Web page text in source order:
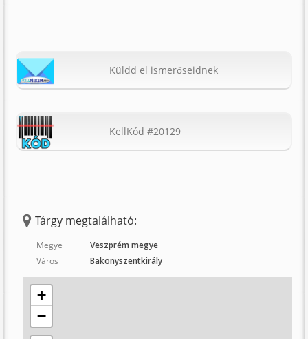
Küldd el ismerőseidnek
KellKód #20129
Tárgy megtalálható:
Megye
Veszprém megye
Város
Bakonyszentkirály
+
−